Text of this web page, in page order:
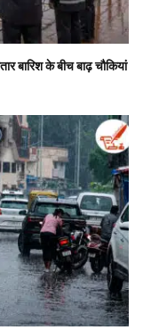
बारिश के बीच बाढ़ चौकियां